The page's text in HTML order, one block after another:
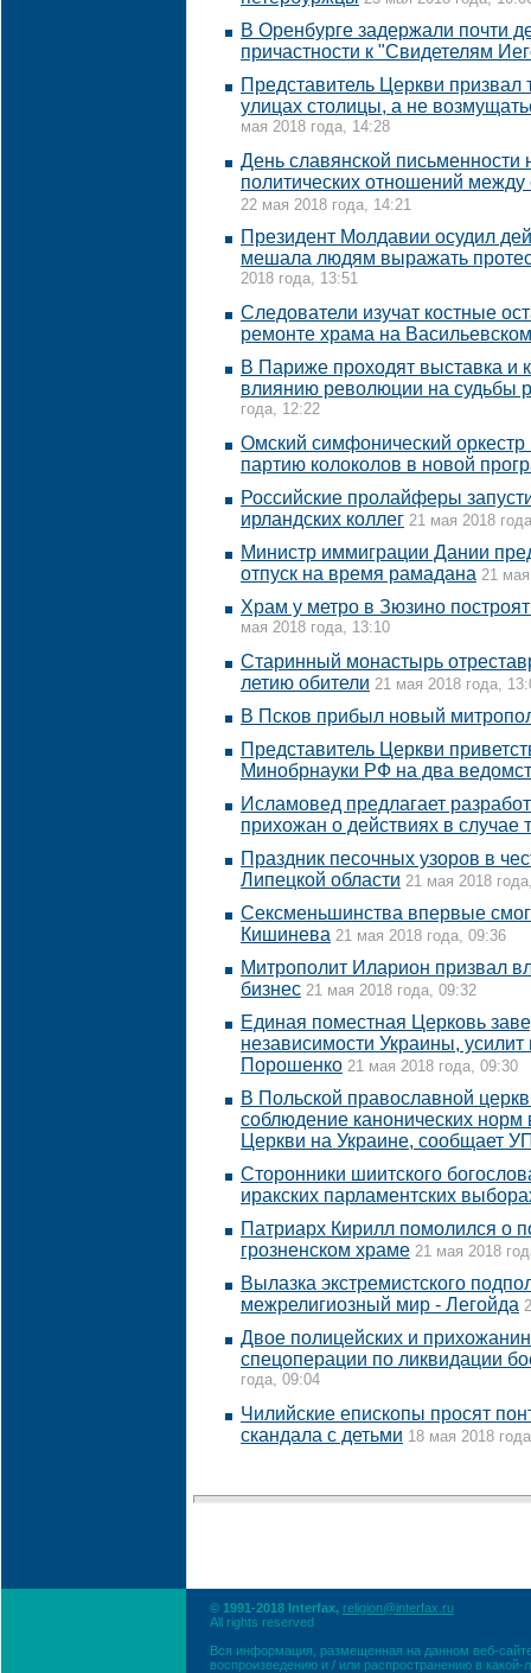
В Оренбурге задержали почти
причастности к "Свидетелям
Представитель Церкви призвал
улицах столицы, а не
мая 2018 года, 14:28
День славянской письменности
политических отношений
22 мая 2018 года, 14:21
Президент Молдавии осудил
мешала людям выражать
2018 года, 13:51
Следователи изучат костные
ремонте храма на
В Париже проходят выставка
влиянию революции на судьбы
года, 12:22
Омский симфонический оркестр
партию колоколов в новой
Российские пролайферы
ирландских коллег 21 мая 2018
Министр иммиграции Дании
отпуск на время рамадана 21
Храм у метро в Зюзино
мая 2018 года, 13:10
Старинный монастырь
летию обители 21 мая 2018 года,
В Псков прибыл новый
Представитель Церкви
Минобрнауки РФ на два
Исламовед предлагает
прихожан о действиях в случае
Праздник песочных узоров в
Липецкой области 21 мая 2018
Сексменьшинства впервые
Кишинева 21 мая 2018 года, 09:36
Митрополит Иларион призвал
бизнес 21 мая 2018 года, 09:32
Единая поместная Церковь
независимости Украины, усилит
Порошенко 21 мая 2018 года, 09:30
В Польской православной
соблюдение канонических
Церкви на Украине, сообщает
Сторонники шиитского
иракских парламентских
Патриарх Кирилл помолился о
грозненском храме 21 мая 2018
Вылазка экстремистского
межрелигиозный мир - Легойда
Двое полицейских и
спецоперации по ликвидации
года, 09:04
Чилийские епископы просят
скандала с детьми 18 мая 2018
© 1991-2018 Interfax, religion@interfax.ru
All rights reserved
Вся информация, размещенная на данном веб-
воспроизведению и / или распространению в